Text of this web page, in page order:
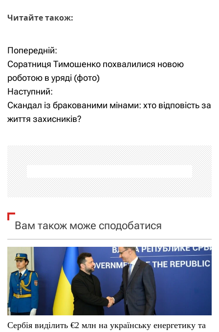
Читайте також:
Н
а
в
і
а
ц
і
я
з
п
и
с
Попередній:
Соратниця Тимошенко похвалилися новою
роботою в уряді (фото)
Наступний:
Скандал із бракованими мінами: хто відповість за
життя захисників?
Вам також може сподобатися
Сербія виділить €2 млн на українську енергетику та